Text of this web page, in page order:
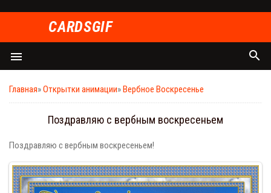
СARDSGIF
menu search
Главная»Открытки анимации»Вербное Воскресенье
Поздравляю с вербным воскресеньем
Поздравляю с вербным воскресеньем!